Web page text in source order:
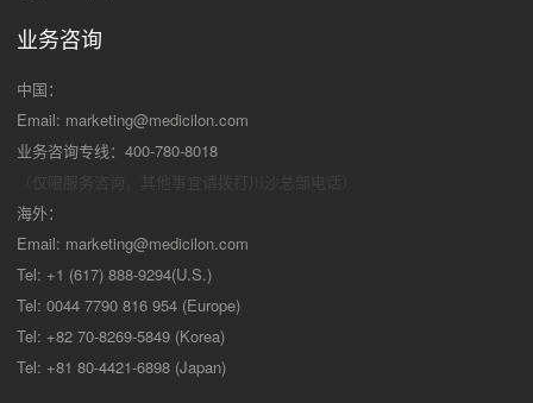
业务咨询
中国：
Email: marketing@medicilon.com
业务咨询专线：400-780-8018
海外：
Email: marketing@medicilon.com
Tel: +1 (617) 888-9294(U.S.)
Tel: 0044 7790 816 954 (Europe)
Tel: +82 70-8269-5849 (Korea)
Tel: +81 80-4421-6898 (Japan)